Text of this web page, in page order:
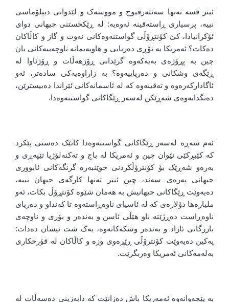
ئیتر قسە تەنها سەنتەرفیوج و مووشەک و لێدوانی دیپلۆماسی
نییە، پرسیاری ڕاستەقینە ئەوەیە: لە ڕێکخستنی جیهانی دوای
ئۆکرانیادا، کێ کۆنتڕۆڵی گواستنەوەکانی نەوت و گاز و کاڵاکان
دەکات؟ ئەمریکا بە تۆڕی دەریایی و هاوپەیمانە ناوچەییەکانی یان
چین بە پڕۆژەی بەیەکەوە گرێدانی ڕۆژهەڵات و ڕۆژئاوا لە
ڕێگەی وشکانی و دەریاییەوە؟ بە زاراوەیەکی سادەتر، ئەو
ئاگادارکەرەوە و تەقینەوە کە لە ئاسمانەکانی ئێراندا دەبیسترێن،
دەنگدانەوەی شەڕێکن لەسەر ڕێگاکانی گواستنەوەدا.
ئەم شەڕە لەسەر ڕێگاکانی گواستنەوەدا کاتێک دەستی پێکرد
کە کێبڕکێی نێوان چین و ئەمریکا لە باج و تەکنەلۆژیا تێپەڕی و
بەرەو شەڕێک بۆ کۆنترۆڵکردنی خوێنبەرە گرنگەکانی ئابووری
جیهانی پەرەی سەند، چین ئیتر تەنها کارگەی جیهان نییە،
دەیەوێت ڕێگاکانی جیهانیش بە هەمان شێوە کۆنتڕۆڵ بکات، ئەو
ملیارەها دۆلارەی کە لە ئاسیای ناوەڕاستەوە تا کەنداو و دەریای
ناوەڕاست دەڕژێتە ناو هێڵی ئاسن و بەندەر و بۆری و ناوچەی
بازرگانی ئازاد و بەندەر وشکەکانەوە، یەک شت نیشان دەدات:
پەکین دەیەوێت کۆنترۆڵی ڕێڕەوی وزە و کاڵاکان لە قۆرخکاری
بەلەمەکانی ئەمریکا وەربگرێت.
بە پێچەوانەوە ئەمەریکا باش دەزانێت کە دابەزینی دەسەڵات لە